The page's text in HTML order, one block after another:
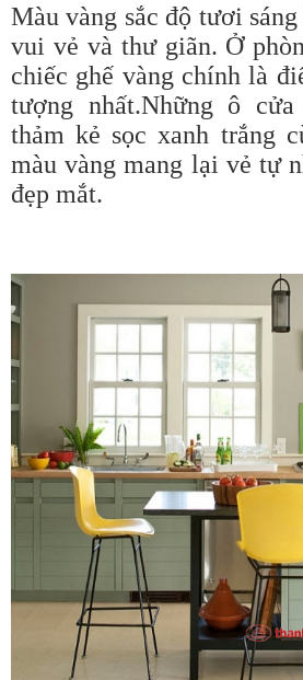
Màu vàng sắc độ tươi
vui vẻ và thư giãn. Ở
chiếc ghế vàng chính là
tượng nhất.Những ô
thảm kẻ sọc xanh trắng
màu vàng mang lại vẻ tự
đẹp mắt.